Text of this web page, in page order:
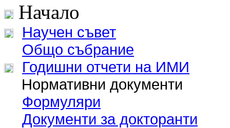
Начало
Научен съвет
Общо събрание
Годишни отчети на ИМИ
Нормативни документи
Формуляри
Документи за докторанти